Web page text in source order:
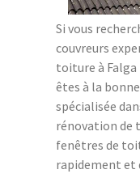
Si vous
couvreurs
toiture à Falga
êtes à la
spécialisée
rénovation de
fenêtres de
rapidement et